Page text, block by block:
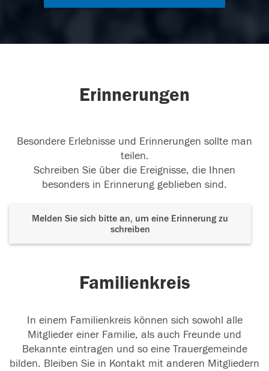
Erinnerungen
Besondere Erlebnisse und Erinnerungen sollte man
teilen.
Schreiben Sie über die Ereignisse, die Ihnen
besonders in Erinnerung geblieben sind.
Melden Sie sich bitte an, um eine Erinnerung zu
schreiben
Familienkreis
In einem Familienkreis können sich sowohl alle
Mitglieder einer Familie, als auch Freunde und
Bekannte eintragen und so eine Trauergemeinde
bilden. Bleiben Sie in Kontakt mit anderen Mitgliedern